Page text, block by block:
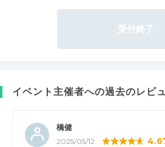
受付終了
イベント主催者への過去のレビ
橋健
2025/05/12